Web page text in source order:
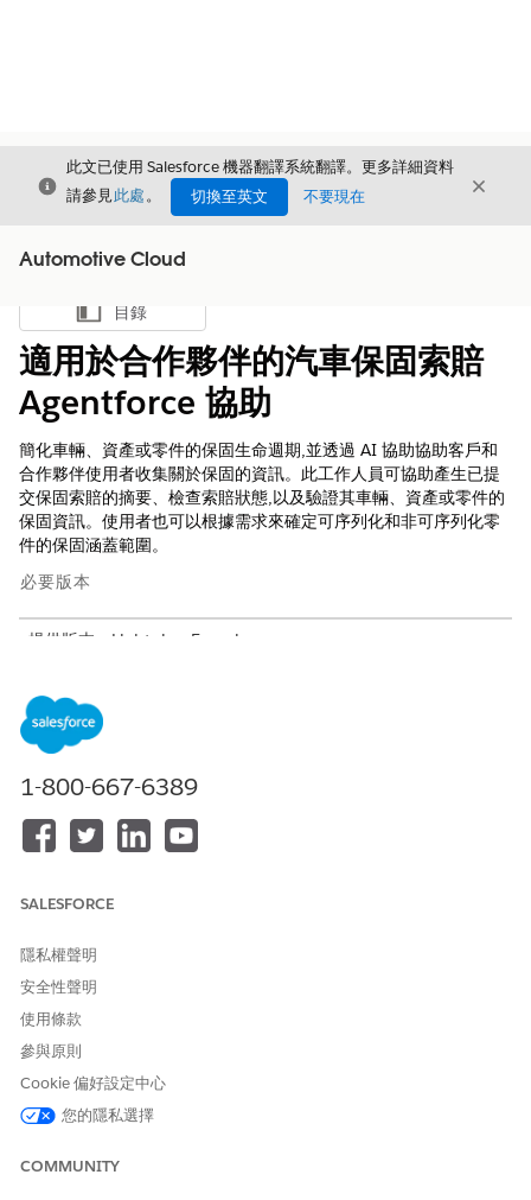
結束
此文已使用 Salesforce 機器翻譯系統翻譯。更多詳細資料
請參見此處。 切換至英文 不要現在 結束
Automotive Cloud
顯示目錄
目錄
適用於合作夥伴的汽車保固索賠
Agentforce 協助
簡化車輛、資產或零件的保固生命週期,並透過 AI 協助協助客戶和
合作夥伴使用者收集關於保固的資訊。此工作人員可協助產生已提
交保固索賠的摘要、檢查索賠狀態,以及驗證其車輛、資產或零件的
保固資訊。使用者也可以根據需求來確定可序列化和非可序列化零
件的保固涵蓋範圍。
必要版本
提供版本：Lightning Experience
Agentforce 1 Automotive Edition 中的
Performance
用者擁有 Agentforce for Automotive 附加元件才能存取動作。
備註請務必先檢閱
適用於合作夥伴的汽車保固索賠協助考量事項
若要使用 Agentforce Automotive 保固索賠協助合作夥伴代理
程式,請考量支援的功能、使用方式、限制與配額、限制及其他
問題。
設定 Agentforce for Automotive 保固索賠協助合作夥伴
啟動並執行「適用於合作夥伴的汽車保固索賠協助」工作人員。
工作人員。
1-800-667-6389
SALESFORCE
隱私權聲明
安全性聲明
使用條款
參與原則
Cookie 偏好設定中心
您的隱私選擇
COMMUNITY